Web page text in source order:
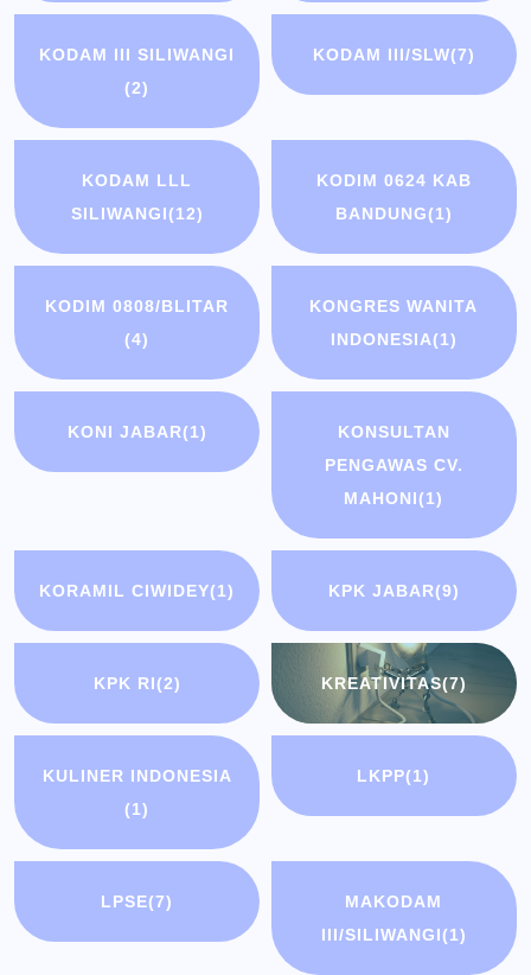
KODAM III SILIWANGI
(2)
KODAM III/SLW(7)
KODAM LLL
SILIWANGI(12)
KODIM 0624 KAB
BANDUNG(1)
KODIM 0808/BLITAR
(4)
KONGRES WANITA
INDONESIA(1)
KONI JABAR(1)
KONSULTAN
PENGAWAS CV.
MAHONI(1)
KORAMIL CIWIDEY(1) KPK JABAR(9)
KPK RI(2) KREATIVITAS(7)
KULINER INDONESIA
(1)
LKPP(1)
LPSE(7)
MAKODAM
III/SILIWANGI(1)